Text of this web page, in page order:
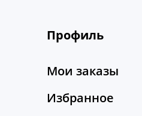
Профиль
Мои заказы
Избранное